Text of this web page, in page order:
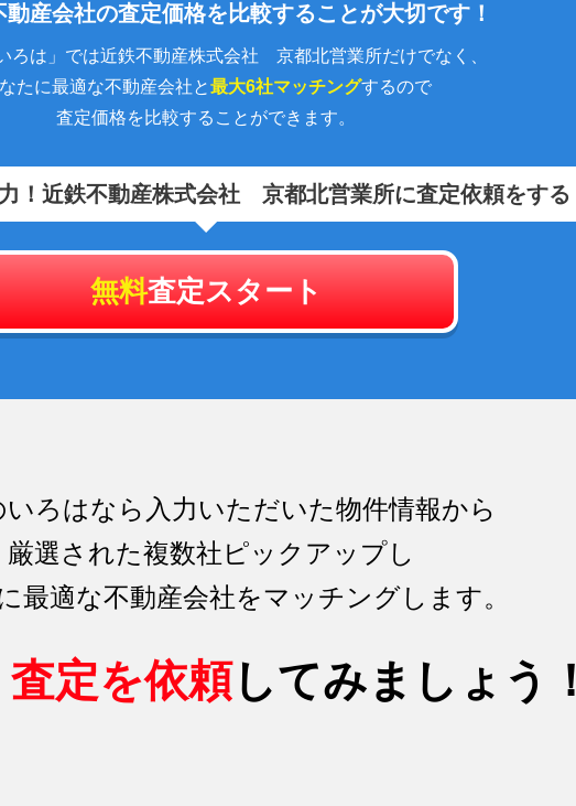
動産会社の査定価格を比較することが大切です！
ろは」では近鉄不動産株式会社 京都北営業所だけでなく、
たに最適な不動産会社と最大6社マッチングするので
査定価格を比較することができます。
！ 近鉄不動産株式会社 京都北営業所に査定依頼をする
無料査定スタート
いろはなら入力いただいた物件情報から
厳選された複数社ピックアップし
最適な不動産会社をマッチングします。
査定を依頼してみましょう！